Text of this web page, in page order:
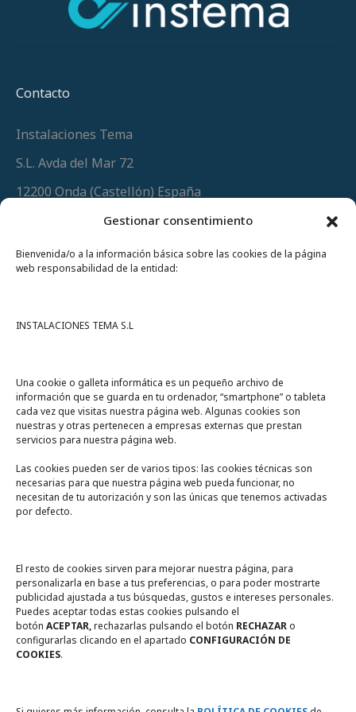
Gestionar consentimiento
Bienvenida/o a la información básica sobre las cookies de la página
web responsabilidad de la entidad:
INSTALACIONES TEMA S.L
Una cookie o galleta informática es un pequeño archivo de
información que se guarda en tu ordenador, “smartphone” o tableta
cada vez que visitas nuestra página web. Algunas cookies son
nuestras y otras pertenecen a empresas externas que prestan
servicios para nuestra página web.
Las cookies pueden ser de varios tipos: las cookies técnicas son
necesarias para que nuestra página web pueda funcionar, no
necesitan de tu autorización y son las únicas que tenemos activadas
por defecto.
El resto de cookies sirven para mejorar nuestra página, para
personalizarla en base a tus preferencias, o para poder mostrarte
publicidad ajustada a tus búsquedas, gustos e intereses personales.
Puedes aceptar todas estas cookies pulsando el
botón ACEPTAR,rechazarlas pulsando el botón RECHAZARo
configurarlas clicando en el apartado CONFIGURACIÓN DE
COOKIES.
Contacto
Instalaciones Tema
S.L. Avda del Mar 72
12200 Onda (Castellón) España
(+34) 964 60 34 34
Urgencias y whatsapp649 406 493
A un click
Tienda online Legal
Política de privacidad
Política de Cookies